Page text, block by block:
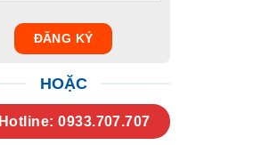
HOẶC
Hotline: 0933.707.707